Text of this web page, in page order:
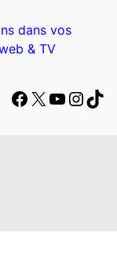
dans vos
& TV
Facebook
X